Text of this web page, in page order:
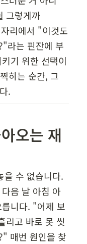
그렇게까
리에서 "이것도
라는 핀잔에 부
기 위한 선택이
히는 순간, 그
.
오는 재
을 수 없습니다.
음 날 아침 아
니다. "어제 보
리고 바로 못 씻
매번 원인을 찾